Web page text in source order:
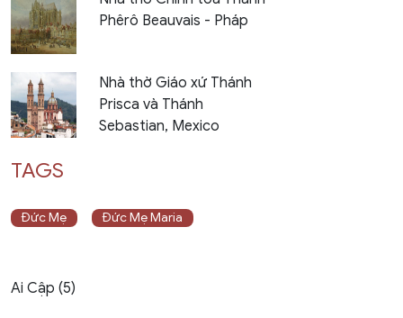
Phêrô Beauvais - Pháp
Nhà thờ Giáo xứ Thánh
Prisca và Thánh
Sebastian, Mexico
TAGS
Đức Mẹ Đức Mẹ Maria
Ai Cập (5)